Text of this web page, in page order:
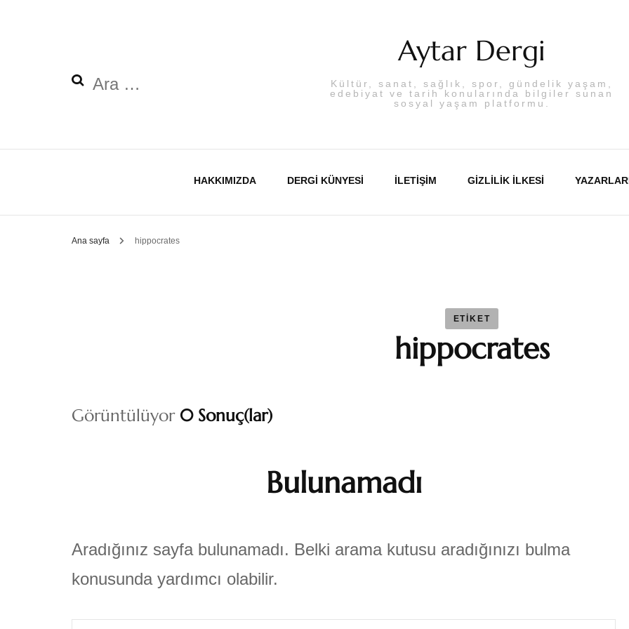
Arama:
Aytar Dergi
Kültür, sanat, sağlık, spor, gündelik yaşam,
edebiyat ve tarih konularında bilgiler sunan
sosyal yaşam platformu.
HAKKIMIZDA DERGI KÜNYESI İLETIŞIM GIZLILIK İLKESI
Ferhat
Ana sayfa hippocrates
ETIKET
hippocrates
Görüntülüyor 0 Sonuç(lar)
Bulunamadı
Aradığınız sayfa bulunamadı. Belki arama kutusu aradığınızı bulma
konusunda yardımcı olabilir.